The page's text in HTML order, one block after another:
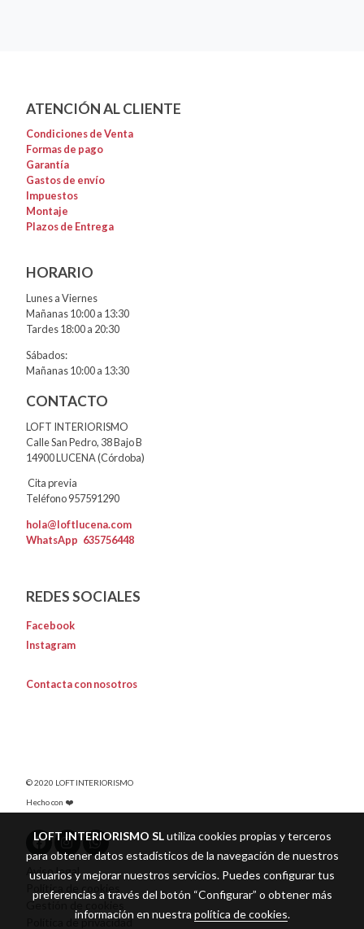
ATENCIÓN AL CLIENTE
Condiciones de Venta
Formas de pago
Garantía
Gastos de envío
Impuestos
Montaje
Plazos de Entrega
HORARIO
Lunes a Viernes
Mañanas 10:00 a 13:30
Tardes 18:00 a 20:30
Sábados:
Mañanas 10:00 a 13:30
CONTACTO
LOFT INTERIORISMO
Calle San Pedro, 38 Bajo B
14900 LUCENA (Córdoba)
Cita previa
Teléfono 957591290
hola@loftlucena.com
WhatsApp 635756448
REDES SOCIALES
Facebook
Instagram
Contacta con nosotros
© 2020 LOFT INTERIORISMO
Hecho con ❤️
Aviso legal
Política de cookies
Gestión de cookies
Política de privacidad
LOFT INTERIORISMO SLutiliza cookies propias y terceros
para obtener datos estadísticos de la navegación de nuestros
usuarios y mejorar nuestros servicios. Puedes configurar tus
preferencias a través del botón “Configurar” o obtener más
información en nuestra política de cookies.